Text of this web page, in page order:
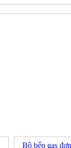
Bộ bếp gas